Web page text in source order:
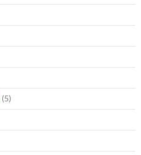
(5)